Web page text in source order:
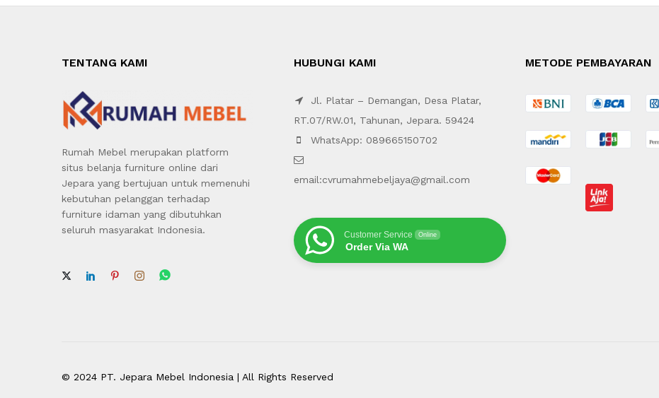
TENTANG KAMI
Rumah Mebel merupakan platform
situs belanja furniture online dari
Jepara yang bertujuan untuk memenuhi
kebutuhan pelanggan terhadap
furniture idaman yang dibutuhkan
seluruh masyarakat Indonesia.
HUBUNGI KAMI
Jl. Platar – Demangan, Desa Platar,
RT.07/RW.01, Tahunan, Jepara. 59424
WhatsApp: 089665150702
email:cvrumahmebeljaya@gmail.com
Customer Service Online
Order Via WA
METODE PEMBAYARAN
© 2024 PT. Jepara Mebel Indonesia | All Rights Reserved